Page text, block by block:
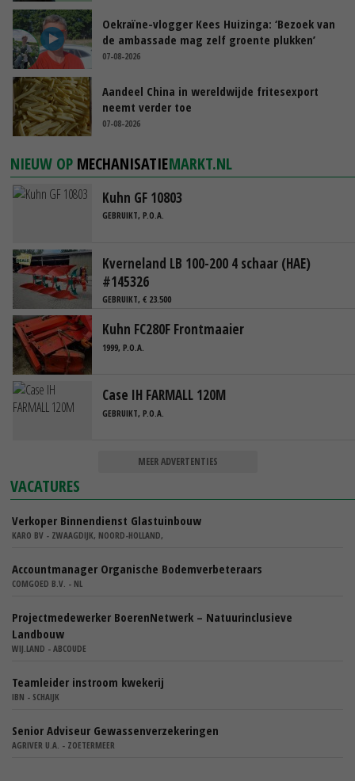
Oekraïne-vlogger Kees Huizinga: ‘Bezoek van
de ambassade mag zelf groente plukken’
07-08-2026
Aandeel China in wereldwijde fritesexport
neemt verder toe
07-08-2026
NIEUW OP MECHANISATIEMARKT.NL
Kuhn GF 10803
GEBRUIKT, P.O.A.
Kverneland LB 100-200 4 schaar (HAE)
#145326
GEBRUIKT, € 23.500
Kuhn FC280F Frontmaaier
1999, P.O.A.
Case IH FARMALL 120M
GEBRUIKT, P.O.A.
MEER ADVERTENTIES
VACATURES
Verkoper Binnendienst Glastuinbouw
KARO BV - ZWAAGDIJK, NOORD-HOLLAND,
Accountmanager Organische Bodemverbeteraars
COMGOED B.V. - NL
Projectmedewerker BoerenNetwerk – Natuurinclusieve
Landbouw
WIJ.LAND - ABCOUDE
Teamleider instroom kwekerij
IBN - SCHAIJK
Senior Adviseur Gewassenverzekeringen
AGRIVER U.A. - ZOETERMEER